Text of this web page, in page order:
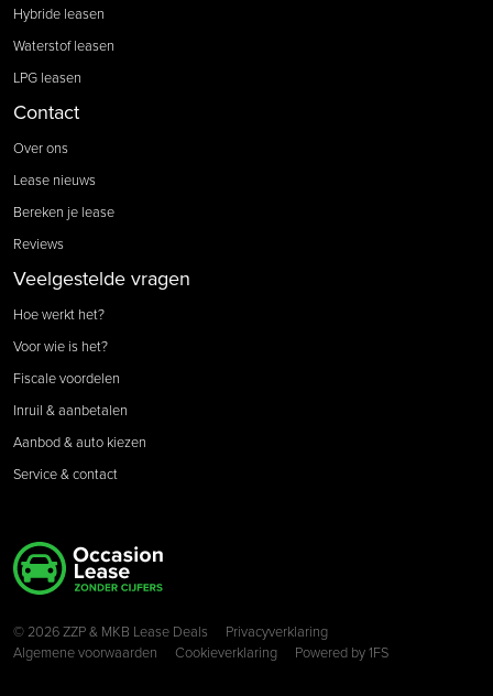
Hybride leasen
Waterstof leasen
LPG leasen
Contact
Over ons
Lease nieuws
Bereken je lease
Reviews
Veelgestelde vragen
Hoe werkt het?
Voor wie is het?
Fiscale voordelen
Inruil & aanbetalen
Aanbod & auto kiezen
Service & contact
Copyright navigation
© 2026 ZZP & MKB Lease Deals
Privacyverklaring
Algemene voorwaarden
Cookieverklaring Powered by1FS